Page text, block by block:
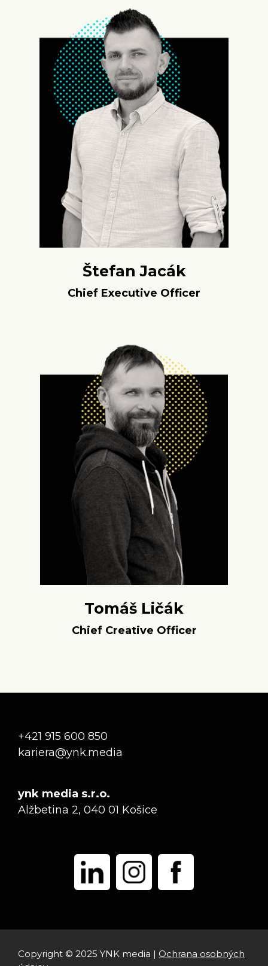
Štefan Jacák
Chief Executive Officer
Tomáš Ličák
Chief Creative Officer
+421 915 600 850
kariera@ynk.media
ynk media s.r.o.
Alžbetina 2, 040 01 Košice
Copyright © 2025 YNK media | Ochrana osobných